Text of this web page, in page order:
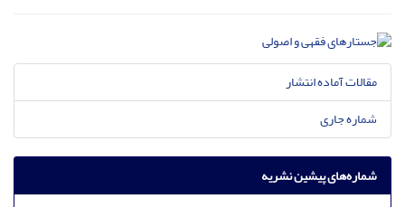
مقالات آماده انتشار
شماره جاری
شماره‌های پیشین نشریه